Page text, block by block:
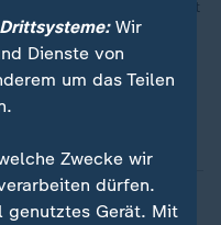
verglich Grönland mit
bestätigt, dass man
auf ein anderes Land zu
Coerper aus
Wir
Dienste von
um das Teilen
Zwecke wir
dürfen.
Gerät. Mit